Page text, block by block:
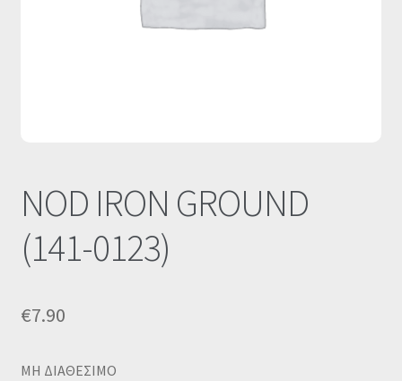
NOD IRON GROUND
(141-0123)
€7.90
MΗ ΔΙΑΘΕΣΙΜΟ